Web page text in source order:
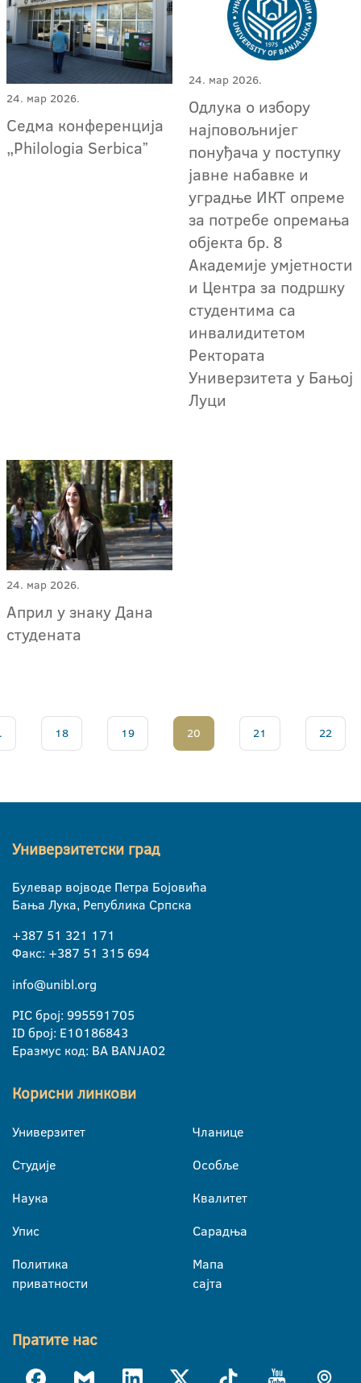
24. мар 2026.
Седма конференција
„Philologia Serbicaˮ
24. мар 2026.
Одлука о избору
најповољнијег
понуђача у поступку
јавне набавке и
уградњe ИКТ опреме
за потребе опремања
објекта бр. 8
Академије умјетности
и Центра за подршку
студентима са
инвалидитетом
Ректората
Универзитета у Бањој
Луци
24. мар 2026.
Април у знаку Дана
студената
18 19 20 21 22
Универзитетски град
Булевар војводе Петра Бојовића
Бања Лука, Република Српска
+387 51 321 171
Факс: +387 51 315 694
info@unibl.org
PIC број: 995591705
ID број: E10186843
Еразмус код: BA BANJA02
Корисни линкови
Универзитет
Студије
Наука
Упис
Политика
приватности
Чланице
Особље
Квалитет
Сарадња
Мапа
сајта
Пратите нас